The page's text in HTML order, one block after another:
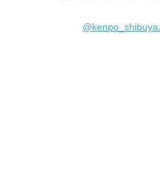
@kenpo_shibuya